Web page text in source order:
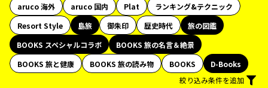
aruco 海外
aruco 国内 Plat
ランキング&テクニック
Resort Style
島旅 御朱印 歴史時代
旅の図鑑
BOOKS スペシャルコラボ
BOOKS 旅の名言＆絶景
BOOKS 旅と健康
BOOKS 旅の読み物 BOOKS
D-Books
絞り込み条件を追加